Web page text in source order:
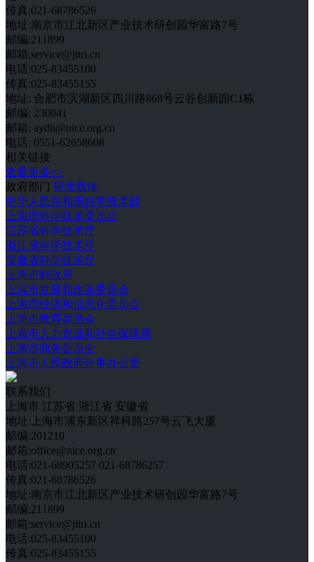
传真:021-68786526
地址:南京市江北新区产业技术研创园华富路7号
邮编:211899
邮箱:service@jitri.cn
电话:025-83455100
传真:025-83455155
地址: 合肥市滨湖新区四川路868号云谷创新园C1栋
邮编: 230041
邮箱: aydii@nice.org.cn
电话: 0551-62658608
相关链接
查看更多>>
政府部门 研发载体
中华人民共和国科学技术部
上海市科学技术委员会
江苏省科学技术厅
浙江省科学技术厅
安徽省科学技术厅
上海市财政局
上海市发展和改革委员会
上海市经济和信息化委员会
上海市教育委员会
上海市人力资源和社会保障局
上海市商务委员会
上海市人民政府外事办公室
联系我们
上海市 江苏省 浙江省 安徽省
地址:上海市浦东新区祥科路257号云飞大厦
邮编:201210
邮箱:office@nice.org.cn
电话:021-68905257 021-68786257
传真:021-68786526
地址:南京市江北新区产业技术研创园华富路7号
邮编:211899
邮箱:service@jitri.cn
电话:025-83455100
传真:025-83455155